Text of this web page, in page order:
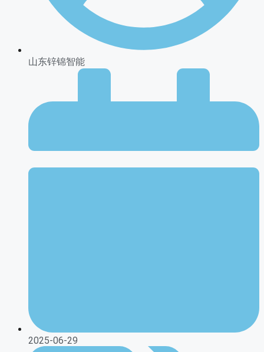
山东锌锦智能
2025-06-29